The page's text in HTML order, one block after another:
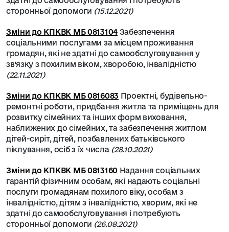
сторонньої допомоги (15.12.2021)
Зміни до КПКВК МБ 0813104 Забезпечення
соціальними послугами за місцем проживання
громадян, які не здатні до самообслуговування у
зв’язку з похилим віком, хворобою, інвалідністю
(22.11.2021)
Зміни до КПКВК МБ 0816083 Проектні, будівельно-
ремонтні роботи, придбання житла та приміщень для
розвитку сімейних та інших форм виховання,
наближених до сімейних, та забезпечення житлом
дітей-сиріт, дітей, позбавлених батьківського
піклування, осіб з їх числа (28.10.2021)
Зміни до КПКВК МБ 0813160 Надання соціальних
гарантій фізичним особам, які надають соціальні
послуги громадянам похилого віку, особам з
інвалідністю, дітям з інвалідністю, хворим, які не
здатні до самообслуговування і потребують
сторонньої допомоги (26.08.2021)